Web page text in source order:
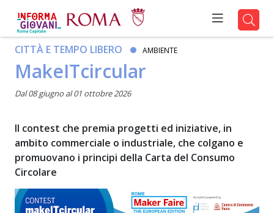
CITTÀ E TEMPO LIBERO AMBIENTE
MakeITcircular
Dal 08 giugno al 01 ottobre 2026
Il contest che premia progetti ed iniziative, in
ambito commerciale o industriale, che colgano e
promuovano i principi della Carta del Consumo
Circolare